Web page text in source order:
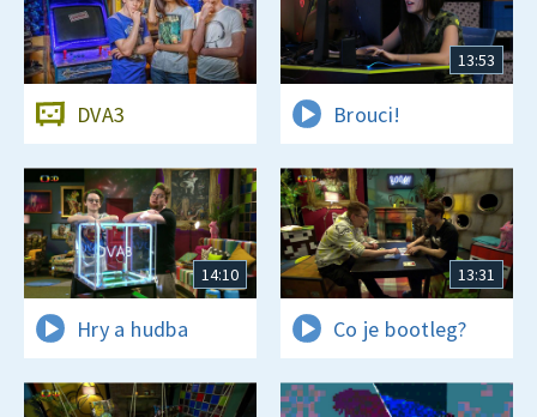
DVA3
13:53
Brouci!
14:10
Hry a hudba
13:31
Co je bootleg?